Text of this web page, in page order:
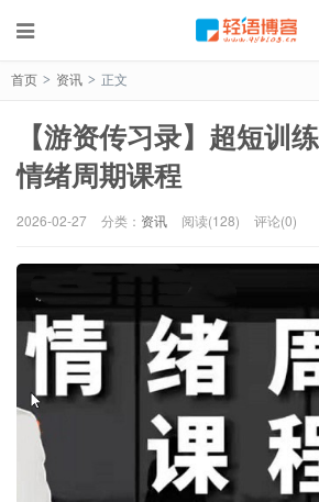
首页 > 资讯 > 正文
【游资传习录】超短训
情绪周期课程
2026-02-27 分类： 资讯 阅读(128) 评论(0)